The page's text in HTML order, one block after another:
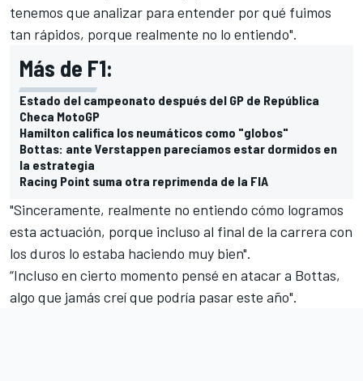
tenemos que analizar para entender por qué fuimos
tan rápidos, porque realmente no lo entiendo".
Más de F1:
Estado del campeonato después del GP de República
Checa MotoGP
Hamilton califica los neumáticos como "globos"
Bottas: ante Verstappen parecíamos estar dormidos en
la estrategia
Racing Point suma otra reprimenda de la FIA
"Sinceramente, realmente no entiendo cómo logramos
esta actuación, porque incluso al final de la carrera con
los duros lo estaba haciendo muy bien".
“Incluso en cierto momento pensé en atacar a Bottas,
algo que jamás creí que podría pasar este año".